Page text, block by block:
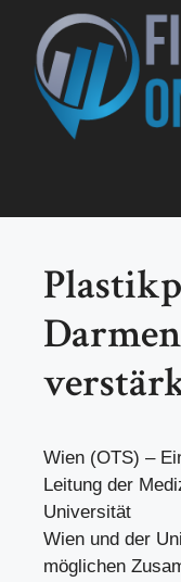
Inhalt
springen
Wien (OTS) –
Leitung der
Universität
Wien und der
möglichen